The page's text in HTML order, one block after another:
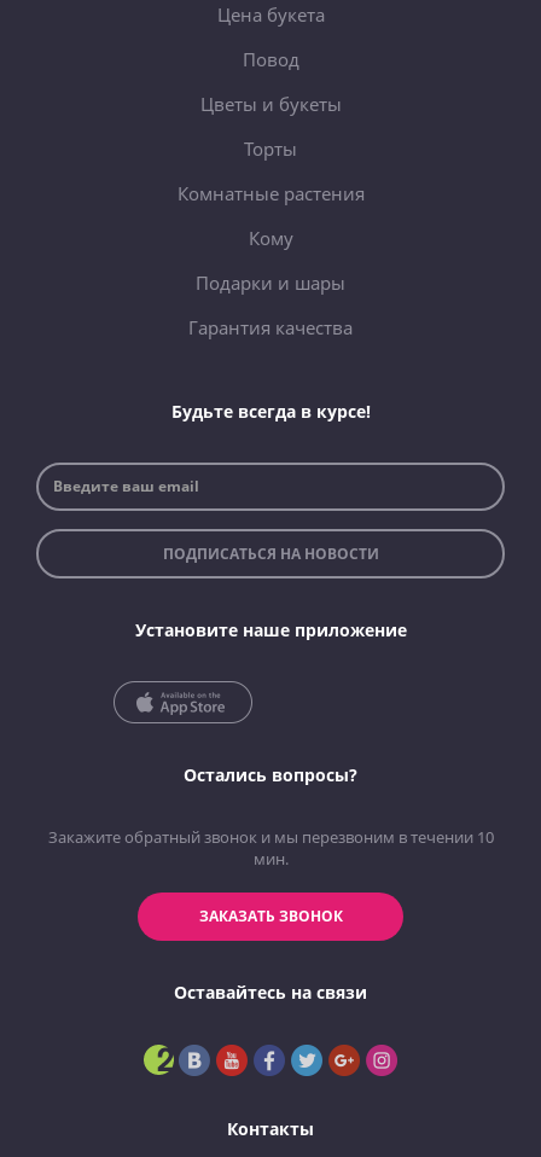
Цена букета
Повод
Цветы и букеты
Торты
Комнатные растения
Кому
Подарки и шары
Гарантия качества
Будьте всегда в курсе!
ПОДПИСАТЬСЯ НА НОВОСТИ
Установите наше приложение
Остались вопросы?
Закажите обратный звонок и мы перезвоним в течении 10
мин.
ЗАКАЗАТЬ ЗВОНОК
Оставайтесь на связи
Контакты